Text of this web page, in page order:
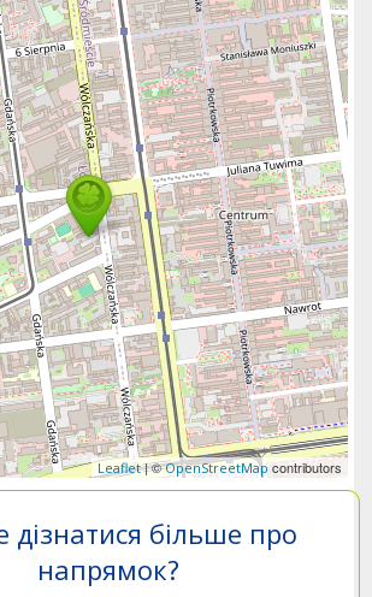
Leaflet| ©OpenStreetMapcontributors
дізнатися більше про
напрямок?